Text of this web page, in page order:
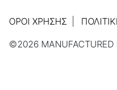
ΌΡΟΙ ΧΡΉΣΗΣ
©2026 MANUFACTURED